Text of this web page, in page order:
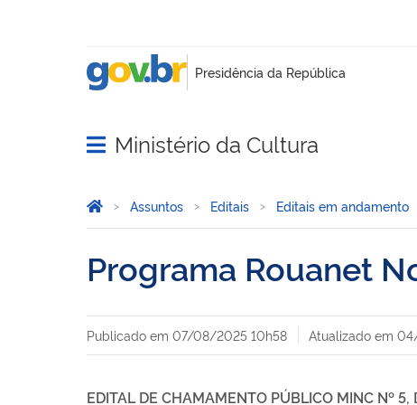
Abrir menu principal de navegação
Ministério da Cultura
Você está aqui:
Página Inicial
Assuntos Editais Editais em andamento
Programa Rouanet
Publicado em 07/08/2025 10h58 Atualizado em
EDITAL DE CHAMAMENTO PÚBLICO MINC Nº